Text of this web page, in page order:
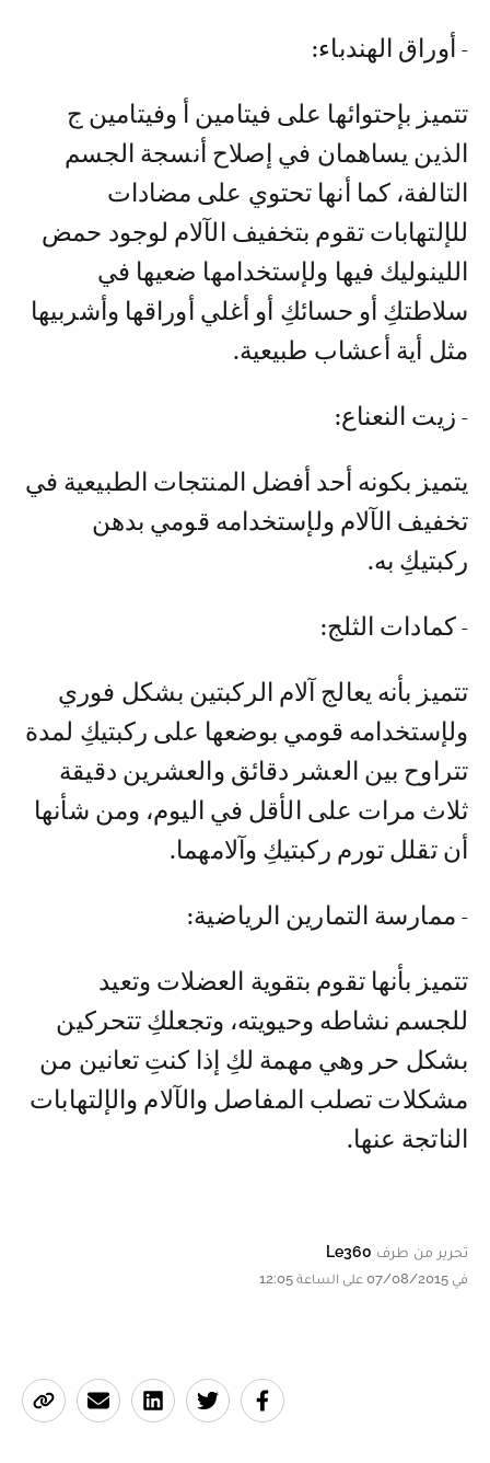
- أوراق الهندباء:
تتميز بإحتوائها على فيتامين أ وفيتامين ج
الذين يساهمان في إصلاح أنسجة الجسم
التالفة، كما أنها تحتوي على مضادات
للإلتهابات تقوم بتخفيف الآلام لوجود حمض
اللينوليك فيها ولإستخدامها ضعيها في
سلاطتكِ أو حسائكِ أو أغلي أوراقها وأشربيها
مثل أية أعشاب طبيعية.
- زيت النعناع:
يتميز بكونه أحد أفضل المنتجات الطبيعية في
تخفيف الآلام ولإستخدامه قومي بدهن
ركبتيكِ به.
- كمادات الثلج:
تتميز بأنه يعالج آلام الركبتين بشكل فوري
ولإستخدامه قومي بوضعها على ركبتيكِ لمدة
تتراوح بين العشر دقائق والعشرين دقيقة
ثلاث مرات على الأقل في اليوم، ومن شأنها
أن تقلل تورم ركبتيكِ وآلامهما.
- ممارسة التمارين الرياضية:
تتميز بأنها تقوم بتقوية العضلات وتعيد
للجسم نشاطه وحيويته، وتجعلكِ تتحركين
بشكل حر وهي مهمة لكِ إذا كنتِ تعانين من
مشكلات تصلب المفاصل والآلام والإلتهابات
الناتجة عنها.
تحرير من طرف Le360
في 07/08/2015 على الساعة 12:05